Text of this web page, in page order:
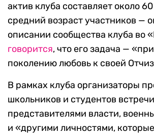
актив клуба составляет около
средний возраст участников —
описании сообщества клуба во
говорится, что его задача —
поколению любовь к своей
В рамках клуба организаторы
школьников и студентов
представителями власти,
и «другими личностями,